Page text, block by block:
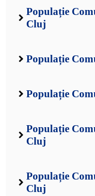
Populație
Cluj
Populație
Populație
Populație
Cluj
Populație
Cluj